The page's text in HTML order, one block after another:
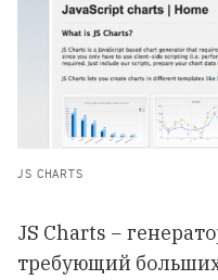
JS CHARTS
JS Сharts −
требующий